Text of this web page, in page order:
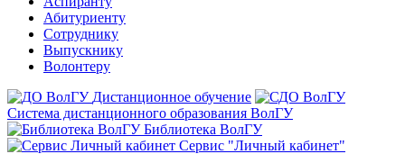
Абитуриенту
Сотруднику
Выпускнику
Волонтеру
Дистанционное обучение
Система дистанционного образования ВолГУ
Библиотека ВолГУ
Сервис "Личный кабинет"